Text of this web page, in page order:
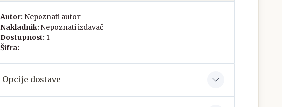
Autor: Nepoznati autori
Nakladnik: Nepoznati izdavač
Dostupnost: 1
Šifra: -
Opcije dostave